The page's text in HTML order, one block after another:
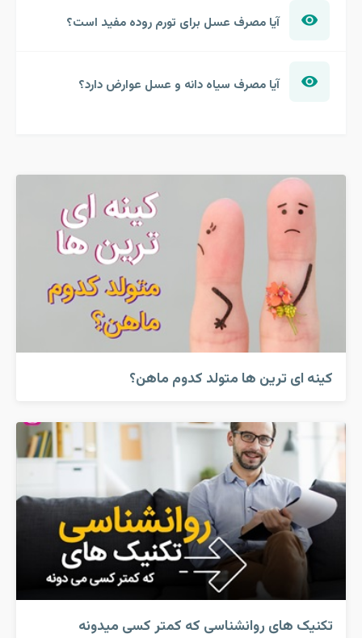
آیا مصرف عسل برای تورم روده مفید است؟
آیا مصرف سیاه دانه و عسل عوارض دارد؟
کینه ای ترین ها متولد کدوم ماهن؟
تکنیک های روانشناسی که کمتر کسی میدونه